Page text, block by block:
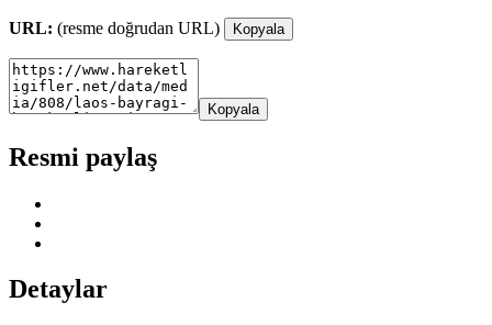
URL: (resme doğrudan URL) Kopyala
Kopyala
Resmi paylaş
Detaylar